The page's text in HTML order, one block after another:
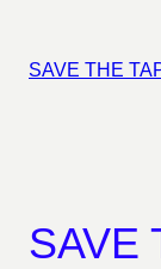
contenuto
SAVE THE
SAVE